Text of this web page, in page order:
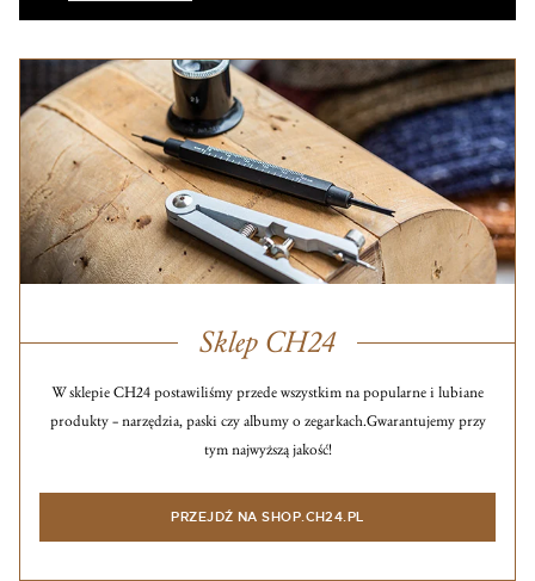
Sklep CH24
W sklepie CH24 postawiliśmy przede wszystkim na popularne i lubiane
produkty – narzędzia, paski czy albumy o zegarkach.Gwarantujemy przy
tym najwyższą jakość!
PRZEJDŹ NA SHOP.CH24.PL